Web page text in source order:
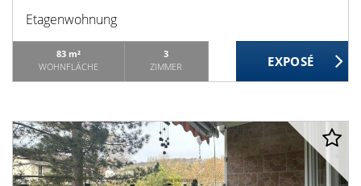
Etagenwohnung
83 m²
WOHNFLÄCHE
3
ZIMMER